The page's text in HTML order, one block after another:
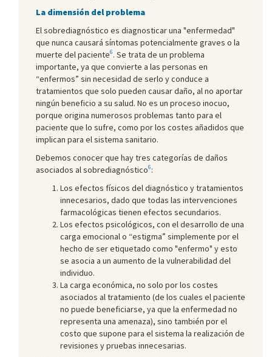
La dimensión del problema
El sobrediagnóstico es diagnosticar una "enfermedad"
que nunca causará síntomas potencialmente graves o la
muerte del paciente6. Se trata de un problema
importante, ya que convierte a las personas en
“enfermos” sin necesidad de serlo y conduce a
tratamientos que solo pueden causar daño, al no aportar
ningún beneficio a su salud. No es un proceso inocuo,
porque origina numerosos problemas tanto para el
paciente que lo sufre, como por los costes añadidos que
implican para el sistema sanitario.
Debemos conocer que hay tres categorías de daños
asociados al sobrediagnóstico6:
Los efectos físicos del diagnóstico y tratamientos
innecesarios, dado que todas las intervenciones
farmacológicas tienen efectos secundarios.
Los efectos psicológicos, con el desarrollo de una
carga emocional o “estigma” simplemente por el
hecho de ser etiquetado como "enfermo" y esto
se asocia a un aumento de la vulnerabilidad del
individuo.
La carga económica, no solo por los costes
asociados al tratamiento (de los cuales el paciente
no puede beneficiarse, ya que la enfermedad no
representa una amenaza), sino también por el
costo que supone para el sistema la realización de
revisiones y pruebas innecesarias.